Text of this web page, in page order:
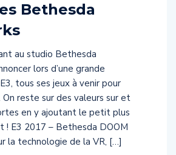
Bethesda
au studio Bethesda
lors d’une grande
tous ses jeux à venir pour
reste sur des valeurs sur et
en y ajoutant le petit plus
! E3 2017 – Bethesda DOOM
la technologie de la VR, […]